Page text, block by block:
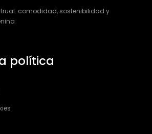
comodidad, sostenibilidad y
política